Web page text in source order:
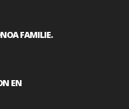
FAMILIE.
EN